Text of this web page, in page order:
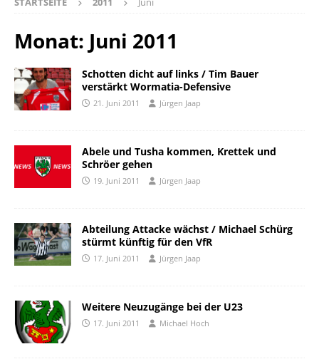
Monat: Juni 2011
Schotten dicht auf links / Tim Bauer
verstärkt Wormatia-Defensive
21. Juni 2011 Jürgen Jaap
Abele und Tusha kommen, Krettek und
Schröer gehen
19. Juni 2011 Jürgen Jaap
Abteilung Attacke wächst / Michael Schürg
stürmt künftig für den VfR
17. Juni 2011 Jürgen Jaap
Weitere Neuzugänge bei der U23
17. Juni 2011 Michael Hoch